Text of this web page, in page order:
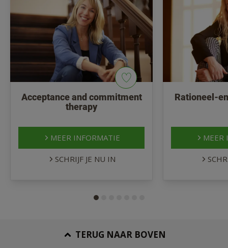
Acceptance and commitment
therapy
MEER INFORMATIE
SCHRIJF JE NU IN
Rationeel-
MEER
TERUG NAAR BOVEN